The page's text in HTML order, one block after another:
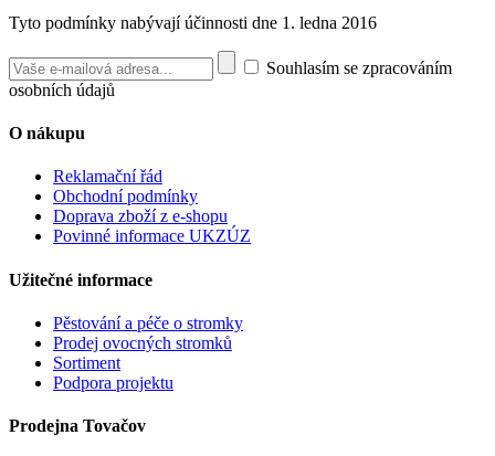
Tyto podmínky nabývají účinnosti dne 1. ledna 2016
Souhlasím se zpracováním
osobních údajů
O nákupu
Reklamační řád
Obchodní podmínky
Doprava zboží z e-shopu
Povinné informace UKZÚZ
Užitečné informace
Pěstování a péče o stromky
Prodej ovocných stromků
Sortiment
Podpora projektu
Prodejna Tovačov